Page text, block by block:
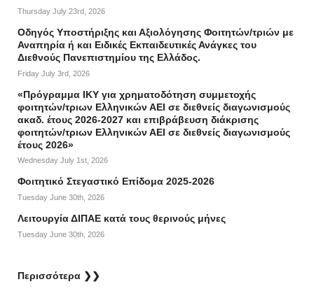
Thursday July 23rd, 2026
Οδηγός Υποστήριξης και Αξιολόγησης Φοιτητών/τριών με
Αναπηρία ή και Ειδικές Εκπαιδευτικές Ανάγκες του
Διεθνούς Πανεπιστημίου της Ελλάδος.
Friday July 3rd, 2026
«Πρόγραμμα ΙΚΥ για χρηματοδότηση συμμετοχής
φοιτητών/τριων Ελληνικών ΑΕΙ σε διεθνείς διαγωνισμούς
ακαδ. έτους 2026-2027 και επιβράβευση διάκρισης
φοιτητών/τριων Ελληνικών ΑΕΙ σε διεθνείς διαγωνισμούς
έτους 2026»
Wednesday July 1st, 2026
Φοιτητικό Στεγαστικό Επίδομα 2025-2026
Tuesday June 30th, 2026
Λειτουργία ΔΙΠΑΕ κατά τους θερινούς μήνες
Tuesday June 30th, 2026
Περισσότερα ❯❯